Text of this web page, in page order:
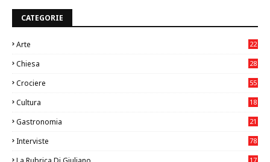
CATEGORIE
Arte
22
Chiesa
28
Crociere 55
Cultura
18
Gastronomia
21
Interviste 78
17